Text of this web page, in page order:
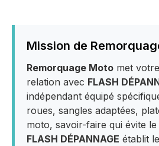
Mission de
Remorquage Moto met
relation avec FLASH
indépendant équipé
roues, sangles adaptées,
moto, savoir-faire qui évite
FLASH DÉPANNAGE établit